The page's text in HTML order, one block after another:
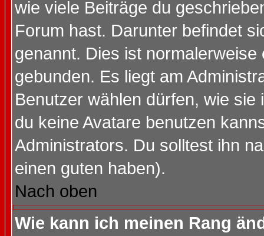
wie viele Beiträge du
Forum hast. Darunter befindet
genannt. Dies ist
gebunden. Es liegt am
Benutzer wählen dürfen, wie
du keine Avatare benutzen
Administrators. Du solltest ihn
einen guten haben).
Nach oben
Wie kann ich meinen Rang